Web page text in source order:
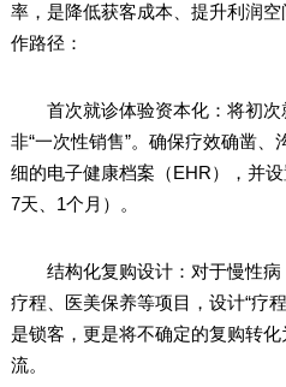
率，是降低获客成本、提升利润
作路径：
首次就诊体验资本化：将初次
非“一次性销售”。确保疗效确凿
细的电子健康档案（EHR），并
7天、1个月）。
结构化复购设计：对于慢性病
疗程、医美保养等项目，设计“疗
是锁客，更是将不确定的复购转
流。